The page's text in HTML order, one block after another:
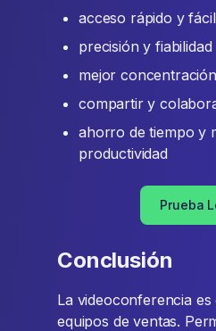
acceso rápido y
precisión y fiabilidad
mejor
compartir y
ahorro de tiempo y
productividad
Prueba
Conclusión
La videoconferencia es
equipos de ventas.